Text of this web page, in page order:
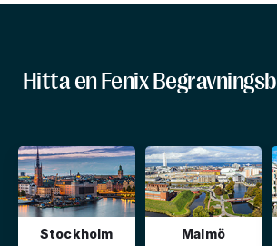
Hitta en Fenix
Stockholm Malmö